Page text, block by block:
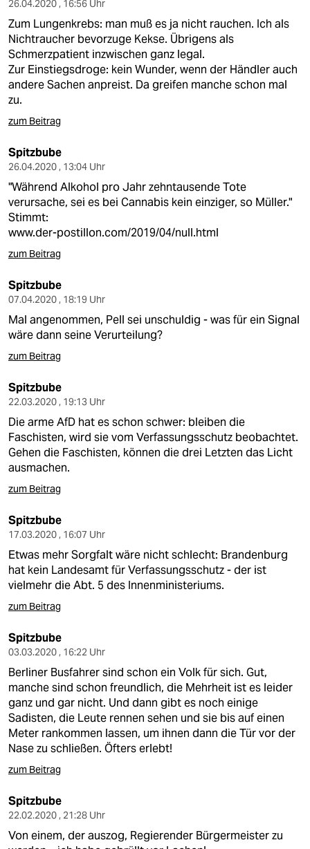
26.04.2020 , 16:56 Uhr
Zum Lungenkrebs: man muß es ja nicht rauchen. Ich als
Nichtraucher bevorzuge Kekse. Übrigens als
Schmerzpatient inzwischen ganz legal.
Zur Einstiegsdroge: kein Wunder, wenn der Händler auch
andere Sachen anpreist. Da greifen manche schon mal
zu.
zum Beitrag
Spitzbube
26.04.2020 , 13:04 Uhr
"Während Alkohol pro Jahr zehntausende Tote
verursache, sei es bei Cannabis kein einziger, so Müller."
Stimmt:
www.der-postillon.com/2019/04/null.html
zum Beitrag
Spitzbube
07.04.2020 , 18:19 Uhr
Mal angenommen, Pell sei unschuldig - was für ein Signal
wäre dann seine Verurteilung?
zum Beitrag
Spitzbube
22.03.2020 , 19:13 Uhr
Die arme AfD hat es schon schwer: bleiben die
Faschisten, wird sie vom Verfassungsschutz beobachtet.
Gehen die Faschisten, können die drei Letzten das Licht
ausmachen.
zum Beitrag
Spitzbube
17.03.2020 , 16:07 Uhr
Etwas mehr Sorgfalt wäre nicht schlecht: Brandenburg
hat kein Landesamt für Verfassungsschutz - der ist
vielmehr die Abt. 5 des Innenministeriums.
zum Beitrag
Spitzbube
03.03.2020 , 16:22 Uhr
Berliner Busfahrer sind schon ein Volk für sich. Gut,
manche sind schon freundlich, die Mehrheit ist es leider
ganz und gar nicht. Und dann gibt es noch einige
Sadisten, die Leute rennen sehen und sie bis auf einen
Meter rankommen lassen, um ihnen dann die Tür vor der
Nase zu schließen. Öfters erlebt!
zum Beitrag
Spitzbube
22.02.2020 , 21:28 Uhr
Von einem, der auszog, Regierender Bürgermeister zu